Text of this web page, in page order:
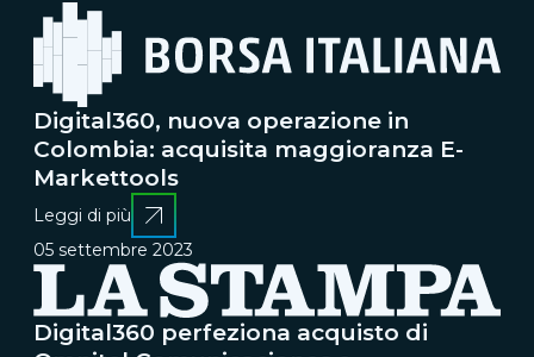
Digital360, nuova operazione in
Colombia: acquisita maggioranza E-
Markettools
Leggi di più
05 settembre 2023
Digital360 perfeziona acquisto di